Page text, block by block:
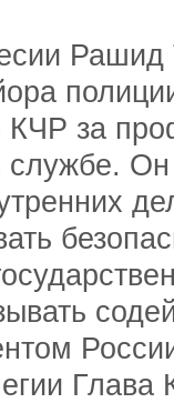
Рашид
за
службе.
Глава